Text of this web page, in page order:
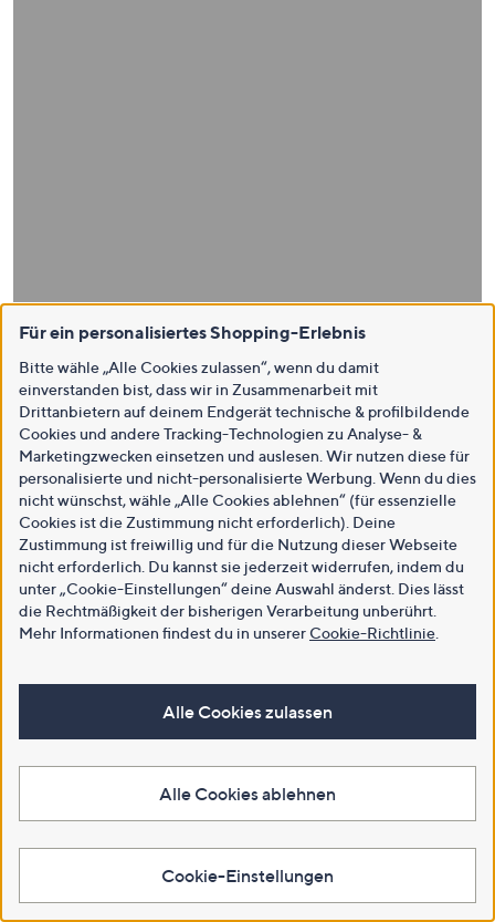
Für ein personalisiertes Shopping-Erlebnis
Bitte wähle „Alle Cookies zulassen“, wenn du damit
einverstanden bist, dass wir in Zusammenarbeit mit
Drittanbietern auf deinem Endgerät technische & profilbildende
Cookies und andere Tracking-Technologien zu Analyse- &
Marketingzwecken einsetzen und auslesen. Wir nutzen diese für
personalisierte und nicht-personalisierte Werbung. Wenn du dies
nicht wünschst, wähle „Alle Cookies ablehnen“ (für essenzielle
Cookies ist die Zustimmung nicht erforderlich). Deine
Zustimmung ist freiwillig und für die Nutzung dieser Webseite
nicht erforderlich. Du kannst sie jederzeit widerrufen, indem du
unter „Cookie-Einstellungen“ deine Auswahl änderst. Dies lässt
die Rechtmäßigkeit der bisherigen Verarbeitung unberührt.
Mehr Informationen findest du in unsererCookie-Richtlinie
Alle Cookies zulassen
Alle Cookies ablehnen
Cookie-Einstellungen